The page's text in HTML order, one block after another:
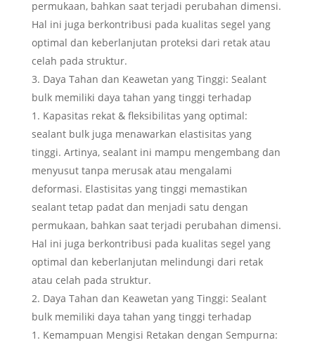
permukaan, bahkan saat terjadi perubahan dimensi.
Hal ini juga berkontribusi pada kualitas segel yang
optimal dan keberlanjutan proteksi dari retak atau
celah pada struktur.
Daya Tahan dan Keawetan yang Tinggi: Sealant
bulk memiliki daya tahan yang tinggi terhadap
Kapasitas rekat & fleksibilitas yang optimal:
sealant bulk juga menawarkan elastisitas yang
tinggi. Artinya, sealant ini mampu mengembang dan
menyusut tanpa merusak atau mengalami
deformasi. Elastisitas yang tinggi memastikan
sealant tetap padat dan menjadi satu dengan
permukaan, bahkan saat terjadi perubahan dimensi.
Hal ini juga berkontribusi pada kualitas segel yang
optimal dan keberlanjutan melindungi dari retak
atau celah pada struktur.
Daya Tahan dan Keawetan yang Tinggi: Sealant
bulk memiliki daya tahan yang tinggi terhadap
Kemampuan Mengisi Retakan dengan Sempurna: